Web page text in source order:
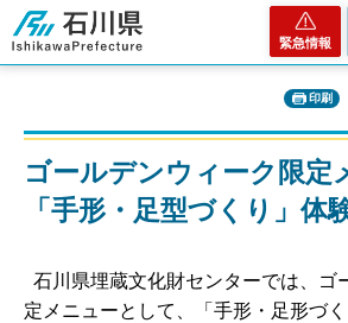
石川県
緊急情報
印刷
ゴールデンウィーク限定
「手形・足型づくり」体
石川県埋蔵文化財センターでは、ゴ
定メニューとして、「手形・足形づ